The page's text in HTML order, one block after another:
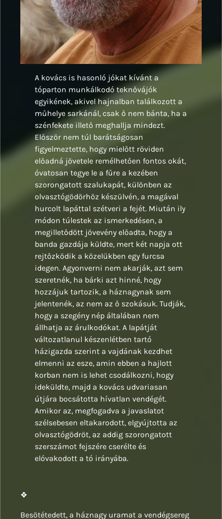
A kovács is hasonló jókat kívánt a
tóparton munkálkodó teknővájók
egyikének, akivel hajnalban találkozott a
műhelye sarkánál, csak ő nem bánta, ha a
szénfekete illető meghallja mindezt.
Először nem túl barátságosan
figyelmeztette, hogy mielőtt röviden
előadná jövetele remélhetően fontos okát,
óvatosan tegye le a fűre a kezében
szorongatott szalukapát, különben az
olvasztógödörhöz készülvén, a magával
hurcolt lapáttal szétveri a fejét. Miután ily
módon túlestek az ismerkedésen, a
megilletődött jövevény előadta, hogy a
banda gazdája küldte, mert két napja ott
rejtőzködik a közelükben egy furcsa
idegen. Agyonverni nem akarják, azt sem
szeretnék, ha bárki azt hinné, hogy
hozzájuk tartozik, a háznagynak sem
jelentenék, az nem az ő szokásuk. Tudják,
hogy a szegény nép általában nem
állhatja az árulkodókat. A lapátját
változatlanul készenlétben tartó
házigazda szerint a vajdának kezdhet
elmenni az esze, amin ebben a hajlott
korban nem is lehet csodálkozni, hogy
ideküldte, majd a kovács udvariasan
útjára bocsátotta hívatlan vendégét.
Amikor az, megfogadva a javaslatot
szélsebesen eltakarodott, elgyújtotta az
olvasztógödröt, az addig szorongatott
szerszámot fejszére cserélte és
elóvakodott a tó irányába.
❖
Besötétedett, a háznagy uramat a vendégsereg